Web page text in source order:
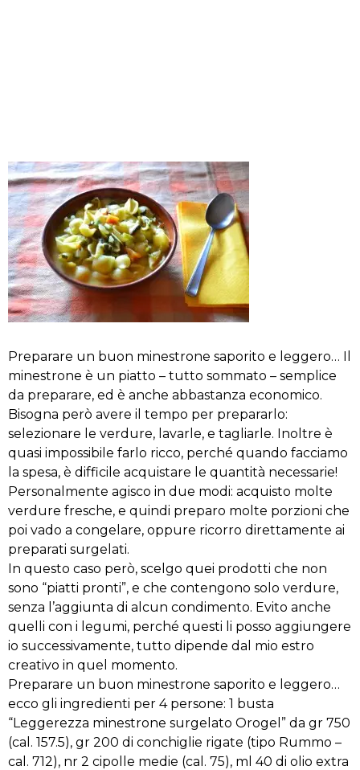
Preparare un buon minestrone saporito e leggero… Il
minestrone è un piatto – tutto sommato – semplice
da preparare, ed è anche abbastanza economico.
Bisogna però avere il tempo per prepararlo:
selezionare le verdure, lavarle, e tagliarle. Inoltre è
quasi impossibile farlo ricco, perché quando facciamo
la spesa, è difficile acquistare le quantità necessarie!
Personalmente agisco in due modi: acquisto molte
verdure fresche, e quindi preparo molte porzioni che
poi vado a congelare, oppure ricorro direttamente ai
preparati surgelati.
In questo caso però, scelgo quei prodotti che non
sono “piatti pronti”, e che contengono solo verdure,
senza l’aggiunta di alcun condimento. Evito anche
quelli con i legumi, perché questi li posso aggiungere
io successivamente, tutto dipende dal mio estro
creativo in quel momento.
Preparare un buon minestrone saporito e leggero…
ecco gli ingredienti per 4 persone: 1 busta
“Leggerezza minestrone surgelato Orogel” da gr 750
(cal. 157.5), gr 200 di conchiglie rigate (tipo Rummo –
cal. 712), nr 2 cipolle medie (cal. 75), ml 40 di olio extra